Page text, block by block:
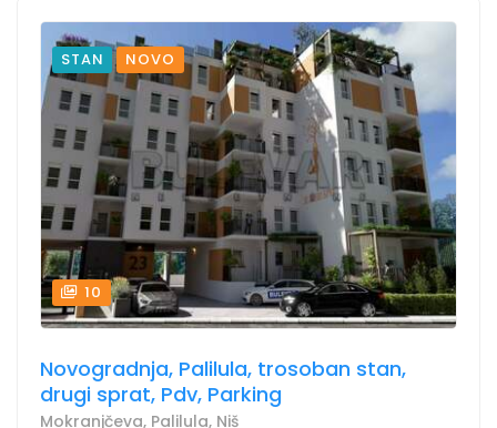
STAN NOVO
10
Novogradnja, Palilula, trosoban stan,
drugi sprat, Pdv, Parking
Mokranjčeva, Palilula, Niš